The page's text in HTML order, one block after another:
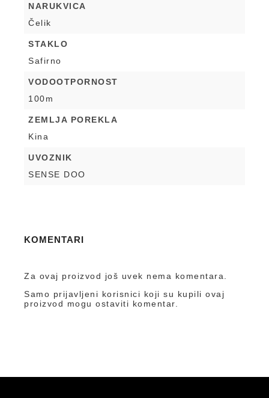
NARUKVICA
Čelik
STAKLO
Safirno
VODOOTPORNOST
100m
ZEMLJA POREKLA
Kina
UVOZNIK
SENSE DOO
KOMENTARI
Za ovaj proizvod još uvek nema komentara.
Samo prijavljeni korisnici koji su kupili ovaj
proizvod mogu ostaviti komentar.